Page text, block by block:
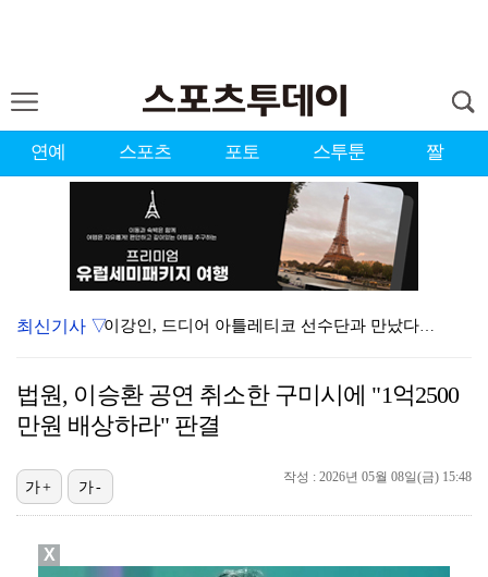
연예 스포츠 포토 스투툰 짤
이강인, 드디어 아틀레티코 선수단과 만났다…시메오네 감…
KBO, 기록적인 폭염으로 9일까지 리그 중단…내달 6…
"기분 맞춰주려고" 축구협회, 외국인 심판 성접대 의혹…
'주장 완장' 김민재, 한국 떠나기 전 뮌헨 동료들에게…
최신기사 ▽
법원, 이승환 공연 취소한 구미시에 "1억2500
만원 배상하라" 판결
작성 : 2026년 05월 08일(금) 15:48
가+ 가-
X